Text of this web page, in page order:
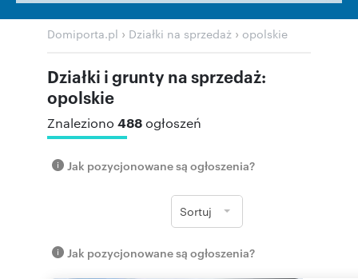
Domiporta.pl › Działki na sprzedaż › opolskie
Działki i grunty na sprzedaż:
opolskie
Znaleziono 488ogłoszeń
Jak pozycjonowane są ogłoszenia?
Sortuj
Jak pozycjonowane są ogłoszenia?